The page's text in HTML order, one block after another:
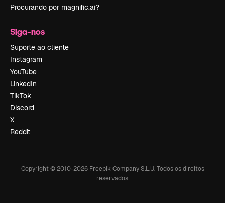
Procurando por magnific.ai?
Siga-nos
Suporte ao cliente
Instagram
YouTube
LinkedIn
TikTok
Discord
X
Reddit
Copyright © 2010-2026Freepik Company S.L.U. Todos os direitos
reservados.